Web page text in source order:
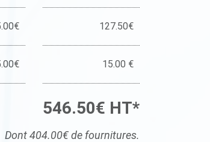
127.50€
15.00 €
546.50€ HT*
Dont 404.00€ de fournitures.